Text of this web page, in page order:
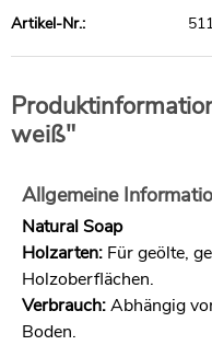
Artikel-Nr.:
weiß"
Allgemeine
Natural Soap
Holzarten: Für geölte,
Holzoberflächen.
Verbrauch:Abhängig
Boden.